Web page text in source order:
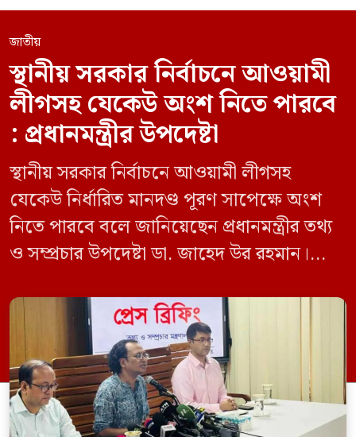
জাতীয়
স্থানীয় সরকার নির্বাচনে আওয়ামী
লীগসহ যেকেউ অংশ নিতে পারবে
: প্রধানমন্ত্রীর উপদেষ্টা
স্থানীয় সরকার নির্বাচনে আওয়ামী লীগসহ
যেকেউ নির্ধারিত মানদণ্ড পূরণ সাপেক্ষে অংশ
নিতে পারবে বলে জানিয়েছেন প্রধানমন্ত্রীর তথ্য
ও সম্প্রচার উপদেষ্টা ডা. জাহেদ উর রহমান।
সম্মেলন কক্ষে এক প্রেস ব্রিফিংয়ে সাংবাদিকদের
এক প্রশ্নের জবাবে তিনি এ কথা বলেন।